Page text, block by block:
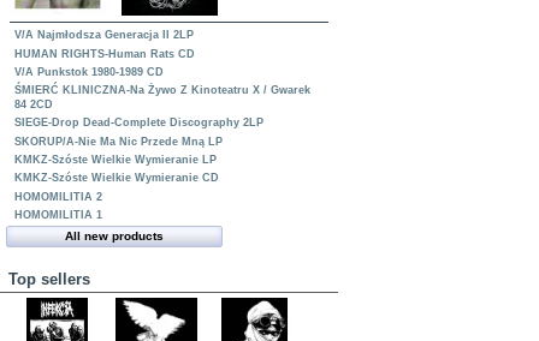
V/A Najmłodsza Generacja II 2LP
HUMAN RIGHTS-Human Rats CD
V/A Punkstok 1980-1989 CD
ŚMIERĆ KLINICZNA-Na Żywo Z Kinoteatru X / Gwarek
84 2CD
SIEGE-Drop Dead-Complete Discography 2LP
SKORUP/A-Nie Ma Nic Przede Mną LP
KMKZ-Szóste Wielkie Wymieranie LP
KMKZ-Szóste Wielkie Wymieranie CD
HOMOMILITIA 2
HOMOMILITIA 1
All new products
Top sellers